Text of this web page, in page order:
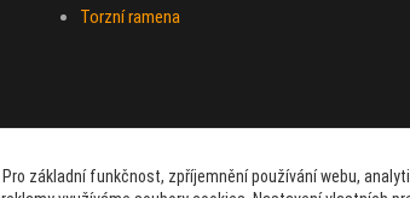
Torzní ramena
Pro základní funkčnost, zpříjemnění používání webu,